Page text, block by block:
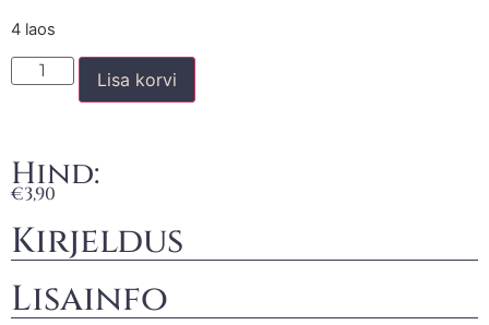
4 laos
Lisa korvi
Hind:
€3,90
Kirjeldus
Lisainfo